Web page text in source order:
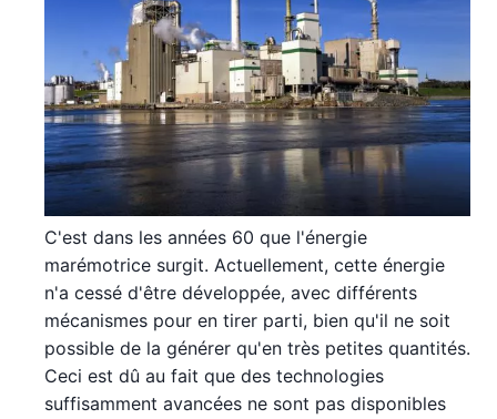
C'est dans les années 60 que l'énergie
marémotrice surgit. Actuellement, cette énergie
n'a cessé d'être développée, avec différents
mécanismes pour en tirer parti, bien qu'il ne soit
possible de la générer qu'en très petites quantités.
Ceci est dû au fait que des technologies
suffisamment avancées ne sont pas disponibles